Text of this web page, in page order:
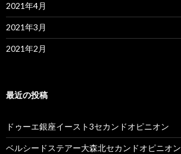
2021年4月
2021年3月
2021年2月
最近の投稿
ドゥーエ銀座イースト3セカンドオピニオン
ベルシードステアー大森北セカンドオピニオン